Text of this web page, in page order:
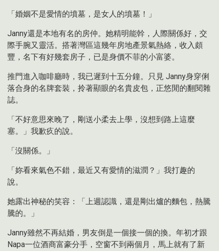
「婚姻不是愛情的墳墓，是女人的墳墓！」
Janny還是本地有名的房仲。她精明能幹，人際關係好，交
際手腕又靈活。搭著灣區這幾年房地產景氣熱絡，收入頗
豐，名下有好幾套房子，已是身價不菲的小富婆。
推門進入咖啡廳時，我已遲到十五分鐘。只見 Janny身穿俐
落合身的名牌套裝，拎著顯眼的名貴皮包，正悠閒的翻閱雜
誌。
「不好意思來晚了，剛送小柔去上學，沒想到路上這麼
塞。」我歉疚的說。
「沒關係。」
「妳看來氣色不錯，最近又有愛情的滋潤？」我打趣的
說。
她露出神秘的笑容：「上週認識，還是剛出爐的麵包，熱騰
騰的。」
Janny雖然不再結婚，男友倒是一個接一個的換。年初才跟
Napa一位酒商富豪分手，空窗不到兩個月，馬上就有了新